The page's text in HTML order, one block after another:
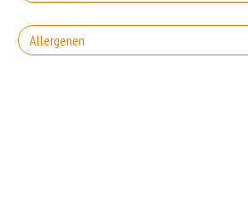
Allergenen